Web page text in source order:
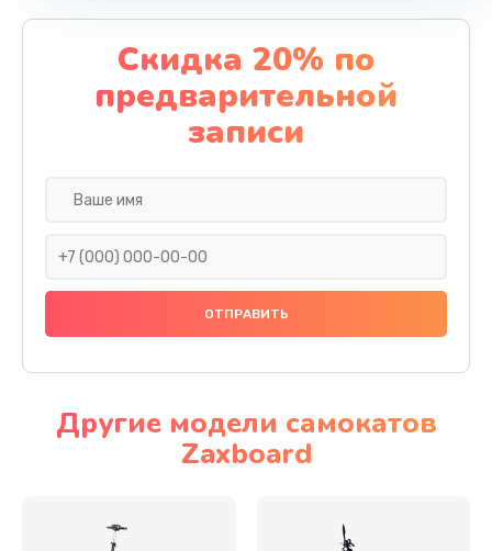
Скидка 20% по
предварительной
записи
Другие модели самокатов
Zaxboard